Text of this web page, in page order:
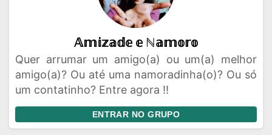
𝔸𝕞𝕚𝕫𝕒𝕕𝕖 𝕖 ℕ𝕒𝕞𝕠𝕣𝕠
Quer arrumar um amigo(a) ou um(a) melhor
amigo(a)? Ou até uma namoradinha(o)? Ou só
um contatinho? Entre agora !!
ENTRAR NO GRUPO